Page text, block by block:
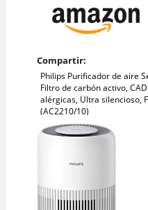
Compartir:
Philips Purificador de aire
Filtro de carbón activo,
alérgicas, Ultra silencioso,
(AC2210/10)